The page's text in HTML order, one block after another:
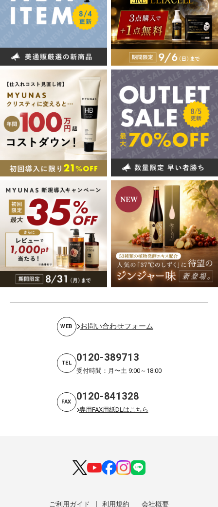
WEB お問い合わせフォーム
TEL 0120-389713
受付時間：月〜土 9:00～18:00
FAX 0120-841328
専用FAX用紙DLはこちら
ご利用ガイド 利用規約 会社概要